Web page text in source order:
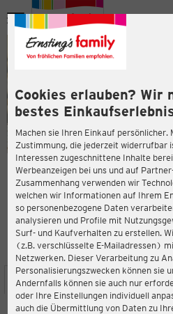
Cookies erlauben?
bestes
Machen sie Ihren Einkauf
Zustimmung, die jederzeit widerrufbar
Interessen zugeschnittene Inhalte
Werbeanzeigen bei uns und auf
Zusammenhang verwenden wir
welchen wir Informationen auf Ihrem
so personenbezogene Daten
analysieren und Profile mit
Surf- und Kaufverhalten zu erstellen.
(z.B. verschlüsselte E-Mailadressen)
Netzwerken. Dieser Verarbeitung zu
Personalisierungszwecken können sie
Andernfalls können sie auch nur
oder Ihre Einstellungen individuell
auch die Übermittlung von Daten zu
Menü
ERNSTING'S
Friedrich-
03172
4,0
STANDORT SERVICES SORTIMENT